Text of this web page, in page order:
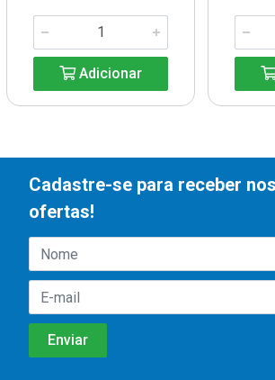
Adicionar
Cadastre-se para receber
ofertas!